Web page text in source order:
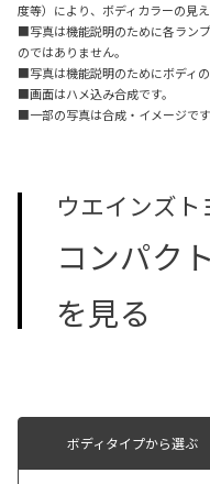
度等）により、ボディカラーの見え
■写真は機能説明のために各ラン
のではありません。
■写真は機能説明のためにボディ
■画面はハメ込み合成です。
■一部の写真は合成・イメージです
ウエインズ
コンパク
を見る
ボディタイプから選ぶ